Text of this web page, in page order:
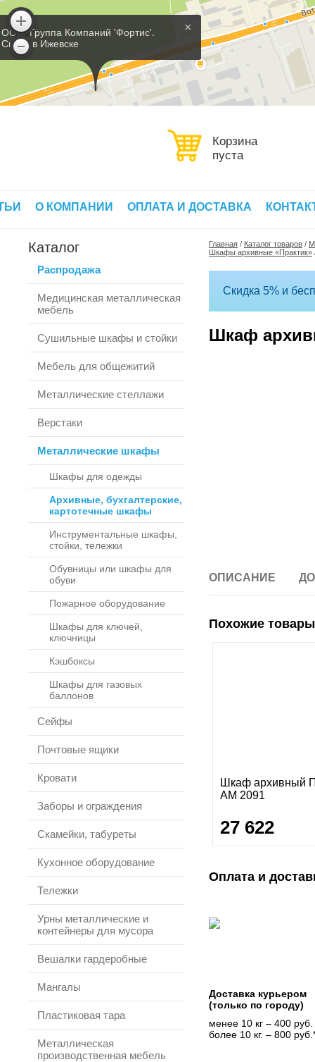
×
ООО 'Группа Компаний 'Фортис'.
Склад в Ижевске
Корзина
пуста
О КОМПАНИИ ОПЛАТА И ДОСТАВКА
Каталог
Распродажа
Медицинская металлическая
мебель
Сушильные шкафы и стойки
Мебель для общежитий
Металлические стеллажи
Верстаки
Металлические шкафы
Шкафы для одежды
Архивные, бухгалтерские,
картотечные шкафы
Инструментальные шкафы,
стойки, тележки
Обувницы или шкафы для
обуви
Пожарное оборудование
Шкафы для ключей,
ключницы
Кэшбоксы
Шкафы для газовых
баллонов
Сейфы
Почтовые ящики
Кровати
Заборы и ограждения
Скамейки, табуреты
Кухонное оборудование
Тележки
Урны металлические и
контейнеры для мусора
Вешалки гардеробные
Мангалы
Пластиковая тара
Металлическая
производственная мебель
Главная / Каталог товаров /
Шкафы архивные «Практик»
Скидка 5% и
Шкаф
ОПИСАНИЕ
Похожие
Шкаф архивный
AM 2091
27 622
Оплата и
Доставка курьером
(только по городу)
менее 10 кг – 400 руб.
более 10 кг. – 800